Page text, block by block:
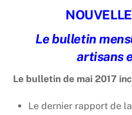
Le bulletin
artisans
Le bulletin de mai 2017
Le dernier rapport de